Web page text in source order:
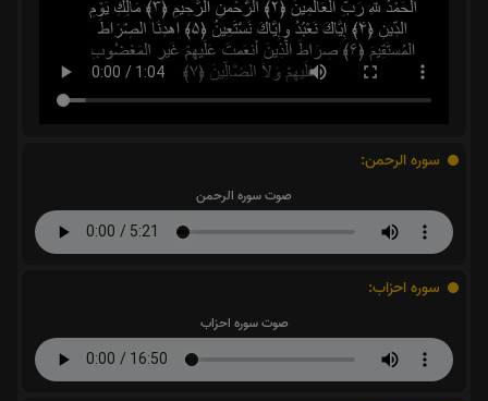
سوره الرحمن:
صوت سوره الرحمن
سوره احزاب:
صوت سوره احزاب